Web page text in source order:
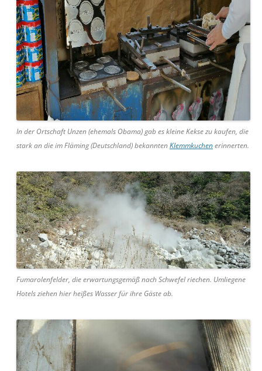
In der Ortschaft Unzen (ehemals Obama) gab es kleine Kekse zu kaufen, die
stark an die im Fläming (Deutschland) bekanntenKlemmkuchenerinnerten.
Fumarolenfelder, die erwartungsgemäß nach Schwefel riechen. Umliegene
Hotels ziehen hier heißes Wasser für ihre Gäste ab.